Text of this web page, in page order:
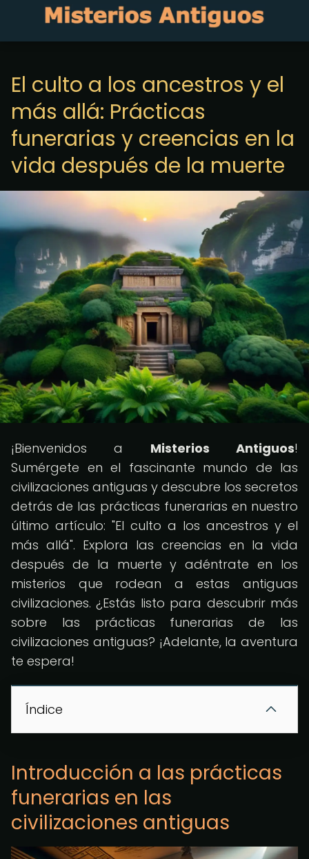
El culto a los ancestros y el
más allá: Prácticas
funerarias y creencias en la
vida después de la muerte
¡Bienvenidos a Misterios Antiguos!
Sumérgete en el fascinante mundo de las
civilizaciones antiguas y descubre los secretos
detrás de las prácticas funerarias en nuestro
último artículo: "El culto a los ancestros y el
más allá". Explora las creencias en la vida
después de la muerte y adéntrate en los
misterios que rodean a estas antiguas
civilizaciones. ¿Estás listo para descubrir más
sobre las prácticas funerarias de las
civilizaciones antiguas? ¡Adelante, la aventura
te espera!
Índice
Introducción a las prácticas
funerarias en las
civilizaciones antiguas